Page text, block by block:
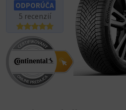
ODPORÚČA
5 recenzií